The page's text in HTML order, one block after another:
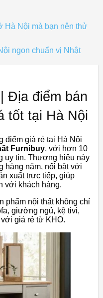
Hà Nội mà bạn nên thử
ngon chuẩn vị Nhật
Địa điểm bán
tốt tại Hà Nội
điểm giá rẻ tại Hà Nội
Furnibuy, với hơn 10
uy tín. Thương hiệu này
hàng năm, nổi bật với
xuất trực tiếp, giúp
với khách hàng.
phẩm nội thất không chỉ
giường ngủ, kệ tivi,
giá rẻ từ KHO.